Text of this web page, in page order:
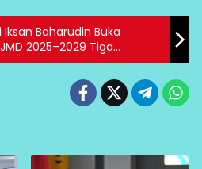
Baharudin Buka
2025–2029 Tiga